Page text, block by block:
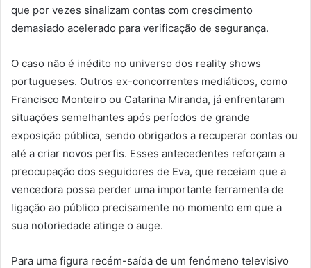
que por vezes sinalizam contas com crescimento
demasiado acelerado para verificação de segurança.
O caso não é inédito no universo dos reality shows
portugueses. Outros ex-concorrentes mediáticos, como
Francisco Monteiro ou Catarina Miranda, já enfrentaram
situações semelhantes após períodos de grande
exposição pública, sendo obrigados a recuperar contas ou
até a criar novos perfis. Esses antecedentes reforçam a
preocupação dos seguidores de Eva, que receiam que a
vencedora possa perder uma importante ferramenta de
ligação ao público precisamente no momento em que a
sua notoriedade atinge o auge.
Para uma figura recém-saída de um fenómeno televisivo